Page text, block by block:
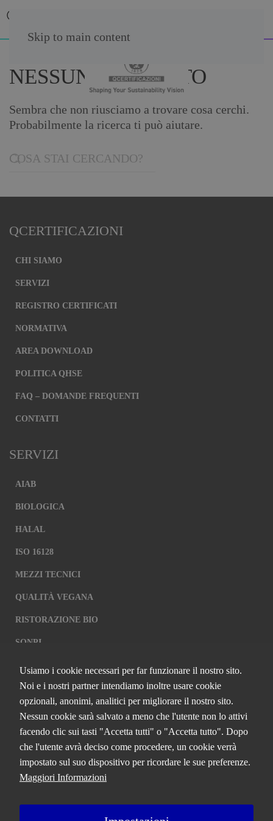
Skip to main content
NESSUN RISULTATO
Sembra che non riusciamo a trovare cosa cerchi.
Probabilmente la ricerca ti può aiutare.
QCERTIFICAZIONI
CHI SIAMO
SERVIZI
REGISTRO CERTIFICATI
NORMATIVA
AREA DOWNLOAD
POLITICA QHSE
FAQ – DOMANDE FREQUENTI
CONTATTI
SERVIZI
AIAB
BIOLOGICA
HALAL
ISO 16128
MEZZI TECNICI
QUALITÀ VEGANA
RISTORAZIONE BIO
SQNPI
QCERTIFICAZIONI S.R.L. A SOCIO
UNICO
Via Paolo Frajese, 37 – 53100 Siena
tel. +39 0577 327234 - fax +39 0577 329907 -
Capitale Sociale € 90.000,00 i.v.
Iscrizione Registro delle imprese di Siena n. 01273640522, REA n.
Usiamo i cookie necessari per far funzionare il nostro sito.
Noi e i nostri partner intendiamo inoltre usare cookie
opzionali, anonimi, analitici per migliorare il nostro sito.
Nessun cookie sarà salvato a meno che l'utente non lo attivi
facendo clic sui tasti "Accetta tutti" o "Accetta tutto". Dopo
che l'utente avrà deciso come procedere, un cookie verrà
impostato sul suo dispositivo per ricordare le sue preferenze.
Maggiori Informazioni